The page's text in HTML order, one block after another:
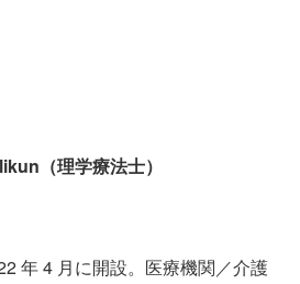
（理学療法士）
年 4 月に開設。医療機関／介護